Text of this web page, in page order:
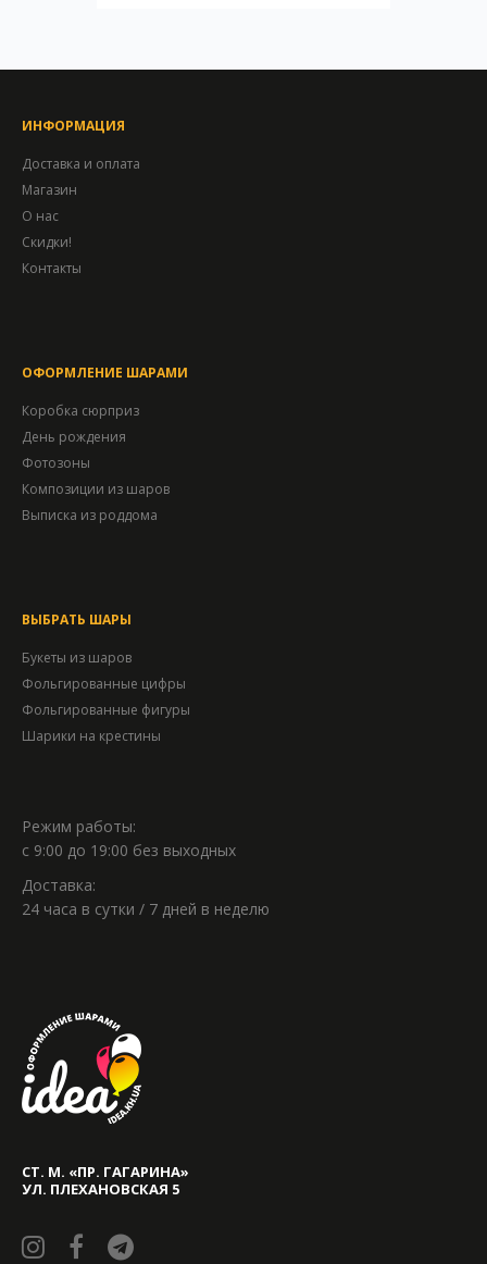
ИНФОРМАЦИЯ
Доставка и оплата
Магазин
О нас
Скидки!
Контакты
ОФОРМЛЕНИЕ ШАРАМИ
Коробка сюрприз
День рождения
Фотозоны
Композиции из шаров
Выписка из роддома
ВЫБРАТЬ ШАРЫ
Букеты из шаров
Фольгированные цифры
Фольгированные фигуры
Шарики на крестины
Режим работы:
с 9:00 до 19:00 без выходных
Доставка:
24 часа в сутки / 7 дней в неделю
СТ. М. «ПР. ГАГАРИНА»
УЛ. ПЛЕХАНОВСКАЯ 5